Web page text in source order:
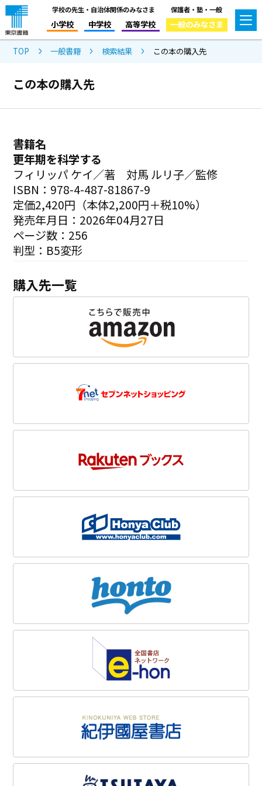
学校の先生・自治体関係のみなさま
小学校 中学校 高等学校
保護者・塾・一般
一般のみなさま
TOP 一般書籍 検索結果 この本の購入先
この本の購入先
書籍名
更年期を科学する
フィリッパ ケイ／著 対馬 ルリ子／監修
ISBN：978-4-487-81867-9
定価2,420円（本体2,200円＋税10%）
発売年月日：2026年04月27日
ページ数：256
判型：B5変形
購入先一覧